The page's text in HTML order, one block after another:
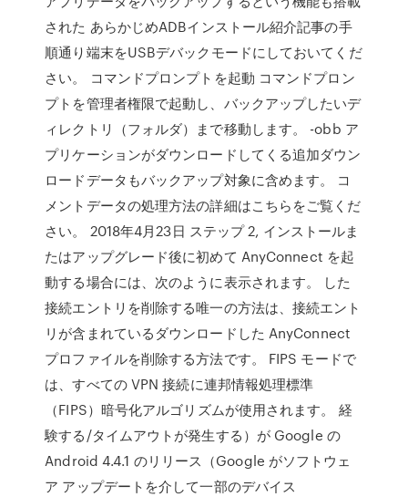
された あらかじめADBインストール紹介記事の手
順通り端末をUSBデバックモードにしておいてくだ
さい。 コマンドプロンプトを起動 コマンドプロン
プトを管理者権限で起動し、バックアップしたいデ
ィレクトリ（フォルダ）まで移動します。 -obb ア
プリケーションがダウンロードしてくる追加ダウン
ロードデータもバックアップ対象に含めます。 コ
メントデータの処理方法の詳細はこちらをご覧くだ
さい。 2018年4月23日 ステップ 2, インストールま
たはアップグレード後に初めて AnyConnect を起
動する場合には、次のように表示されます。 した
接続エントリを削除する唯一の方法は、接続エント
リが含まれているダウンロードした AnyConnect
プロファイルを削除する方法です。 FIPS モードで
は、すべての VPN 接続に連邦情報処理標準
（FIPS）暗号化アルゴリズムが使用されます。 経
験する/タイムアウトが発生する）が Google の
Android 4.4.1 のリリース（Google がソフトウェ
ア アップデートを介して一部のデバイス